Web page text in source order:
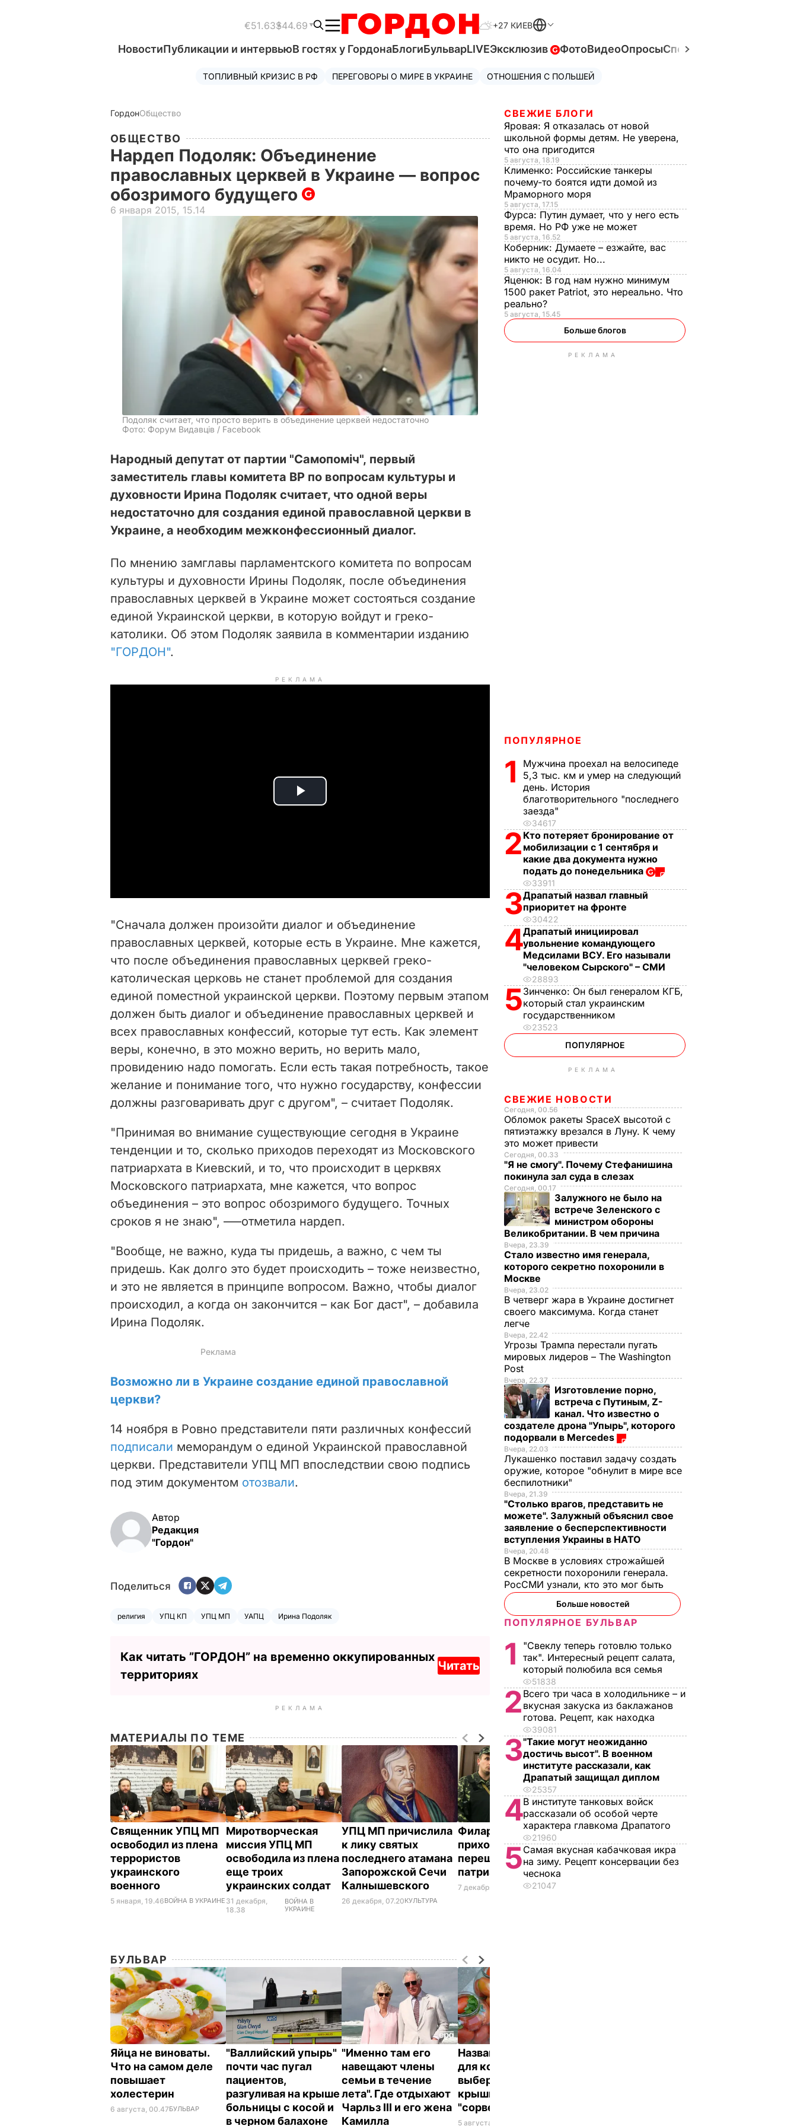
€51.63$44.69 +27 КИЕВ
НовостиПубликации и интервьюВ гостях у ГордонаБлогиБульварLIVEЭксклюзив ФотоВидеоОпросыСпецпроекты
ТОПЛИВНЫЙ КРИЗИС В РФ ПЕРЕГОВОРЫ О МИРЕ В УКРАИНЕ ОТНОШЕНИЯ С ПОЛЬШЕЙ
ГордонОбщество
ОБЩЕСТВО
Нардеп Подоляк: Объединение
православных церквей в Украине — вопрос
обозримого будущего
6 января 2015, 15.14
Подоляк считает, что просто верить в объединение церквей недостаточно
Фото: Форум Видавців / Facebook
Народный депутат от партии "Самопоміч", первый
заместитель главы комитета ВР по вопросам культуры и
духовности Ирина Подоляк считает, что одной веры
недостаточно для создания единой православной церкви в
Украине, а необходим межконфессионный диалог.
По мнению замглавы парламентского комитета по вопросам
культуры и духовности Ирины Подоляк, после объединения
православных церквей в Украине может состояться создание
единой Украинской церкви, в которую войдут и греко-
католики. Об этом Подоляк заявила в комментарии изданию
"ГОРДОН".
РЕКЛАМА
P
i
d
e
o
"Сначала должен произойти диалог и объединение
православных церквей, которые есть в Украине. Мне кажется,
что после объединения православных церквей греко-
католическая церковь не станет проблемой для создания
единой поместной украинской церкви. Поэтому первым этапом
должен быть диалог и объединение православных церквей и
всех православных конфессий, которые тут есть. Как элемент
веры, конечно, в это можно верить, но верить мало,
провидению надо помогать. Если есть такая потребность, такое
желание и понимание того, что нужно государству, конфессии
должны разговаривать друг с другом", – считает Подоляк.
"Принимая во внимание существующие сегодня в Украине
тенденции и то, сколько приходов переходят из Московского
патриархата в Киевский, и то, что происходит в церквях
Московского патриархата, мне кажется, что вопрос
объединения – это вопрос обозримого будущего. Точных
сроков я не знаю", —–отметила нардеп.
"Вообще, не важно, куда ты придешь, а важно, с чем ты
придешь. Как долго это будет происходить – тоже неизвестно,
и это не является в принципе вопросом. Важно, чтобы диалог
происходил, а когда он закончится – как Бог даст", – добавила
Ирина Подоляк.
Возможно ли в Украине создание единой православной
церкви?
14 ноября в Ровно представители пяти различных конфессий
подписали меморандум о единой Украинской православной
церкви. Представители УПЦ МП впоследствии свою подпись
под этим документом отозвали.
Автор
Редакция
"Гордон"
Поделиться
религия УПЦ КП УПЦ МП УАПЦ Ирина Подоляк
Как читать ”ГОРДОН” на временно оккупированных
территориях
Читать
РЕКЛАМА
МАТЕРИАЛЫ ПО ТЕМЕ
Священник УПЦ МП
освободил из плена
террористов
украинского
военного
5 января, 19.46ВОЙНА В УКРАИНЕ
Миротворческая
миссия УПЦ МП
освободила из плена
еще троих
украинских солдат
31 декабря,
18.38
ВОЙНА В
УКРАИНЕ
УПЦ МП причислила
к лику святых
последнего атамана
Запорожской Сечи
Калнышевского
26 декабря, 07.20КУЛЬТУРА
Филарет: 30
приходов УПЦ МП
перешли в Киевский
патриархат
7 декабря, 19.34 ОБЩЕСТВО
Филарет призвал
УПЦ МП
определиться, кому
она служит, –
БУЛЬВАР
Яйца не виноваты.
Что на самом деле
повышает
холестерин
6 августа, 00.47БУЛЬВАР
"Валлийский упырь"
почти час пугал
пациентов,
разгуливая на крыше
больницы с косой и
в черном балахоне
"Именно там его
навещают члены
семьи в течение
лета". Где отдыхают
Чарльз III и его жена
Камилла
Названа лучшая соль
для консервации,
выберите ее – и
крышки на банках не
"сорвет"
5 августа, 19.34
СВЕЖИЕ БЛОГИ
Яровая: Я отказалась от новой
школьной формы детям. Не уверена,
что она пригодится
5 августа, 18.19
Клименко: Российские танкеры
почему-то боятся идти домой из
Мраморного моря
5 августа, 17.15
Фурса: Путин думает, что у него есть
время. Но РФ уже не может
5 августа, 16.52
Коберник: Думаете – езжайте, вас
никто не осудит. Но...
5 августа, 16.04
Яценюк: В год нам нужно минимум
1500 ракет Patriot, это нереально. Что
реально?
5 августа, 15.45
Больше блогов
РЕКЛАМА
ПОПУЛЯРНОЕ
1
Мужчина проехал на велосипеде
5,3 тыс. км и умер на следующий
день. История
благотворительного "последнего
заезда"
34617
2 Кто потеряет бронирование от
мобилизации с 1 сентября и
какие два документа нужно
подать до понедельника
33911
3Драпатый назвал главный
приоритет на фронте
30422
4Драпатый инициировал
увольнение командующего
Медсилами ВСУ. Его называли
"человеком Сырского" – СМИ
28893
5Зинченко: Он был генералом КГБ,
который стал украинским
государственником
23523
ПОПУЛЯРНОЕ
РЕКЛАМА
СВЕЖИЕ НОВОСТИ
Сегодня, 00.56
Обломок ракеты SpaceX высотой с
пятиэтажку врезался в Луну. К чему
это может привести
Сегодня, 00.33
"Я не смогу". Почему Стефанишина
покинула зал суда в слезах
Сегодня, 00.17
Залужного не было на
встрече Зеленского с
министром обороны
Великобритании. В чем причина
Вчера, 23.39
Стало известно имя генерала,
которого секретно похоронили в
Москве
Вчера, 23.02
В четверг жара в Украине достигнет
своего максимума. Когда станет
легче
Вчера, 22.42
Угрозы Трампа перестали пугать
мировых лидеров – The Washington
Post
Вчера, 22.37
Изготовление порно,
встреча с Путиным, Z-
канал. Что известно о
создателе дрона "Упырь", которого
подорвали в Mercedes
Вчера, 22.03
Лукашенко поставил задачу создать
оружие, которое "обнулит в мире все
беспилотники"
Вчера, 21.39
"Столько врагов, представить не
можете". Залужный объяснил свое
заявление о бесперспективности
вступления Украины в НАТО
Вчера, 20.48
В Москве в условиях строжайшей
секретности похоронили генерала.
РосСМИ узнали, кто это мог быть
Больше новостей
ПОПУЛЯРНОЕ БУЛЬВАР
1
"Свеклу теперь готовлю только
так". Интересный рецепт салата,
который полюбила вся семья
51838
2 Всего три часа в холодильнике – и
вкусная закуска из баклажанов
готова. Рецепт, как находка
39081
3"Такие могут неожиданно
достичь высот". В военном
институте рассказали, как
Драпатый защищал диплом
25357
4В институте танковых войск
рассказали об особой черте
характера главкома Драпатого
21960
5Самая вкусная кабачковая икра
на зиму. Рецепт консервации без
чеснока
21047